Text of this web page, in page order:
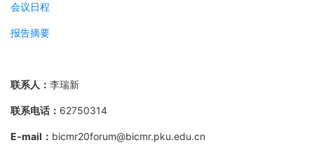
会议日程
报告摘要
联系人： 李瑞新
联系电话： 62750314
E-mail ： bicmr20forum@bicmr.pku.edu.cn